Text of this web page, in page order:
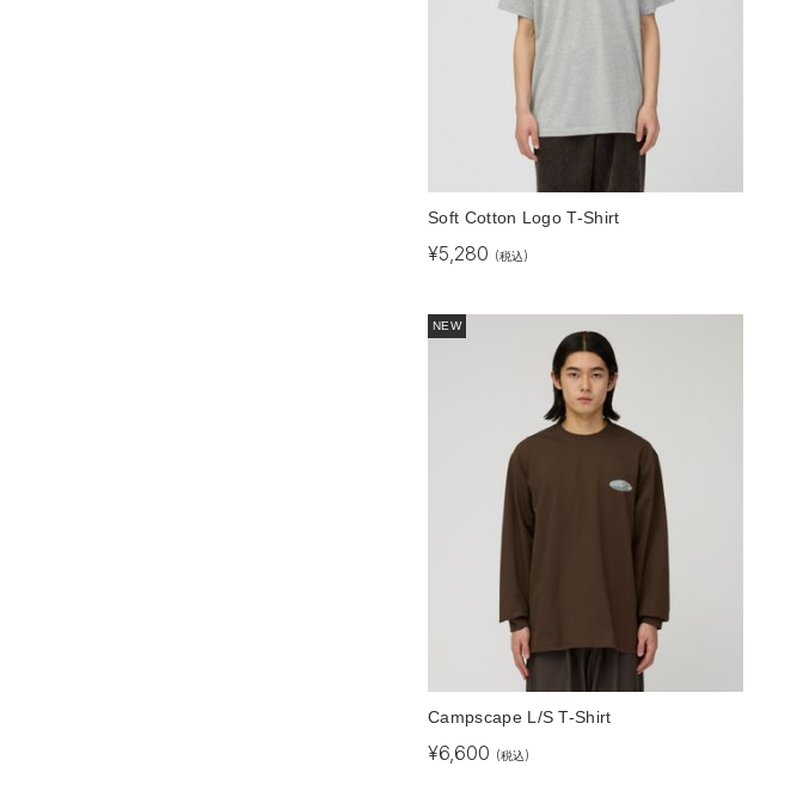
Soft Cotton Logo T-Shirt
¥5,280 (税込)
NEW
Campscape L/S T-Shirt
¥6,600 (税込)